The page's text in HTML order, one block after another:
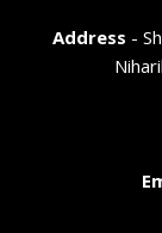
Address -